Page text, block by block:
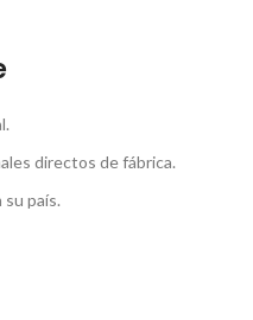
directos de fábrica.
país.